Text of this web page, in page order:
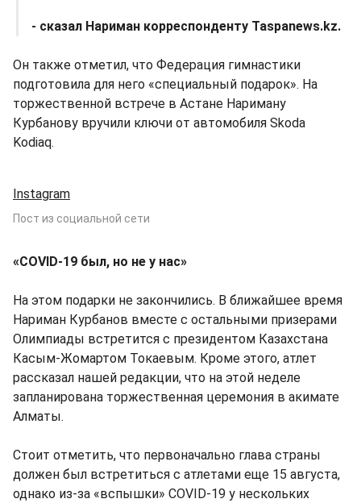
- сказал Нариман корреспонденту Taspanews.kz.
Он также отметил, что Федерация гимнастики
подготовила для него «специальный подарок». На
торжественной встрече в Астане Нариману
Курбанову вручили ключи от автомобиля Skoda
Kodiaq.
Instagram
Пост из социальной сети
«COVID-19 был, но не у нас»
На этом подарки не закончились. В ближайшее время
Нариман Курбанов вместе с остальными призерами
Олимпиады встретится с президентом Казахстана
Касым-Жомартом Токаевым. Кроме этого, атлет
рассказал нашей редакции, что на этой неделе
запланирована торжественная церемония в акимате
Алматы.
Стоит отметить, что первоначально глава страны
должен был встретиться с атлетами еще 15 августа,
однако из-за «вспышки» COVID-19 у нескольких